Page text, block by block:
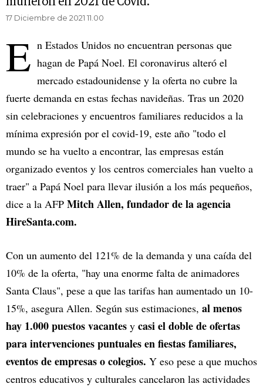
17 Diciembre de 2021 11.00
E n Estados Unidos no encuentran personas que
hagan de Papá Noel. El coronavirus alteró el
mercado estadounidense y la oferta no cubre la
fuerte demanda en estas fechas navideñas. Tras un 2020
sin celebraciones y encuentros familiares reducidos a la
mínima expresión por el covid-19, este año "todo el
mundo se ha vuelto a encontrar, las empresas están
organizado eventos y los centros comerciales han vuelto a
traer" a Papá Noel para llevar ilusión a los más pequeños,
dice a la AFP Mitch Allen, fundador de la agencia
HireSanta.com.
Con un aumento del 121% de la demanda y una caída del
10% de la oferta, "hay una enorme falta de animadores
Santa Claus", pese a que las tarifas han aumentado un 10-
15%, asegura Allen. Según sus estimaciones, al menos
hay 1.000 puestos vacantes y casi el doble de ofertas
para intervenciones puntuales en fiestas familiares,
eventos de empresas o colegios. Y eso pese a que muchos
centros educativos y culturales cancelaron las actividades